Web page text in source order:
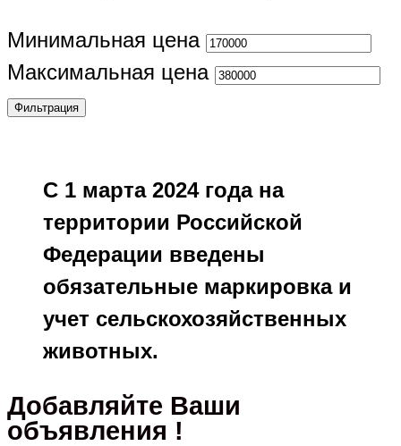
Минимальная цена
Максимальная цена
Фильтрация
С 1 марта 2024 года на
территории Российской
Федерации введены
обязательные маркировка и
учет сельскохозяйственных
животных.
Добавляйте Ваши
объявления !